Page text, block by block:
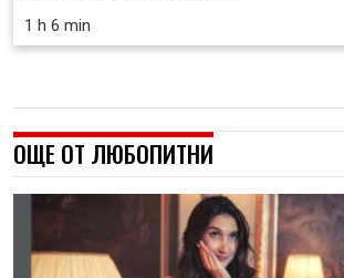
1 h 6 min
ОЩЕ ОТ ЛЮБОПИТНИ